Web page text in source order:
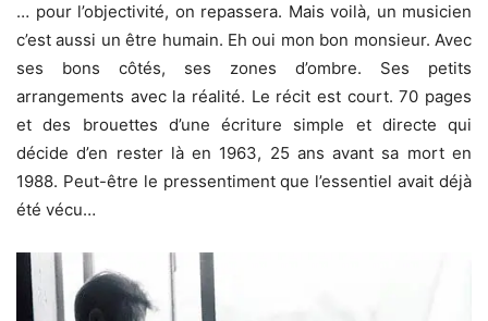
… pour l’objectivité, on repassera. Mais voilà, un musicien
c’est aussi un être humain. Eh oui mon bon monsieur. Avec
ses bons côtés, ses zones d’ombre. Ses petits
arrangements avec la réalité. Le récit est court. 70 pages
et des brouettes d’une écriture simple et directe qui
décide d’en rester là en 1963, 25 ans avant sa mort en
1988. Peut-être le pressentiment que l’essentiel avait déjà
été vécu…